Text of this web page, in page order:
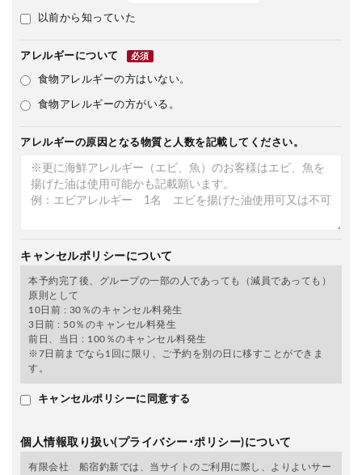
以前から知っていた
アレルギーについて 必須
食物アレルギーの方はいない。
食物アレルギーの方がいる。
アレルギーの原因となる物質と人数を記載してください。
キャンセルポリシーについて
本予約完了後、グループの一部の人であっても（減員であっても）
原則として
10日前 : 30％のキャンセル料発生
3日前 : 50％のキャンセル料発生
前日、当日 : 100％のキャンセル料発生
※7日前までなら1回に限り、ご予約を別の日に移すことができま
す。
キャンセルポリシーに同意する
個人情報取り扱い(プライバシー･ポリシー)について
有限会社 船宿釣新では、当サイトのご利用に際し、よりよいサー